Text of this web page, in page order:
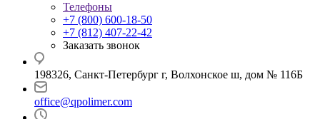
Телефоны
+7 (800) 600-18-50
+7 (812) 407-22-42
Заказать звонок
198326, Санкт-Петербург г, Волхонское ш, дом № 116Б
office@qpolimer.com